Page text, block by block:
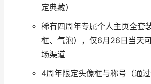
定典藏）
稀有四周年专属个人主页全套
框、气泡），仅6月26日当天
场渠道
4周年限定头像框与称号（通过